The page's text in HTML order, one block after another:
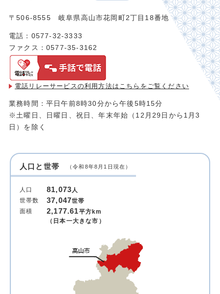
〒506-8555 岐阜県高山市花岡町2丁目18番地
電話：0577-32-3333
ファクス：0577-35-3162
電話リレーサービスの利用方法は こちらをご覧ください
業務時間：平日午前8時30分から午後5時15分
※土曜日、日曜日、祝日、年末年始（12月29日から1月3
日）を除く
人口と世帯 （令和8年8月1日現在）
人口 81,073人
世帯数
37,047世帯
面積
2,177.61平方km
（日本一大きな市）